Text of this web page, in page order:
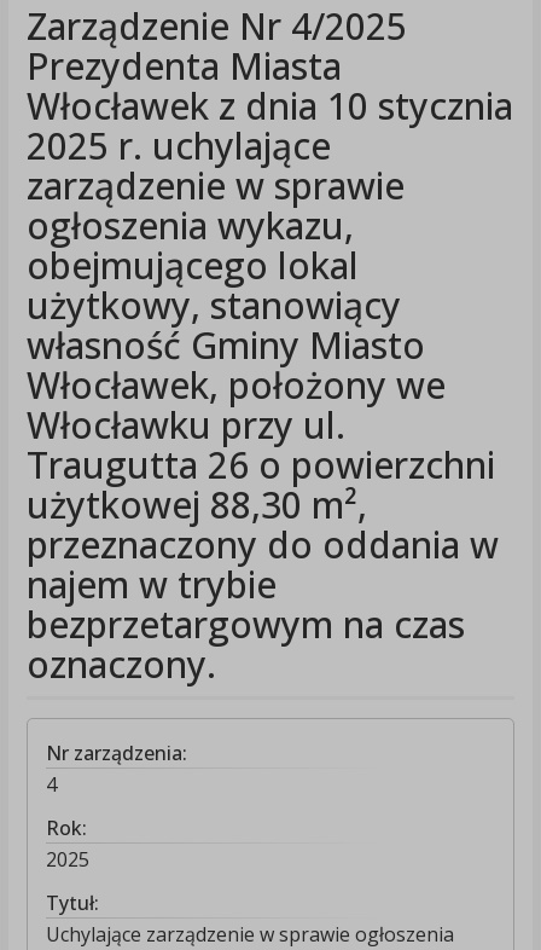
Zarządzenie Nr 4/2025
Prezydenta Miasta
Włocławek z dnia 10 stycznia
2025 r. uchylające
zarządzenie w sprawie
ogłoszenia wykazu,
obejmującego lokal
użytkowy, stanowiący
własność Gminy Miasto
Włocławek, położony we
Włocławku przy ul.
Traugutta 26 o powierzchni
użytkowej 88,30 m²,
przeznaczony do oddania w
najem w trybie
bezprzetargowym na czas
oznaczony.
Nr zarządzenia:
4
Rok:
2025
Tytuł:
Uchylające zarządzenie w sprawie ogłoszenia